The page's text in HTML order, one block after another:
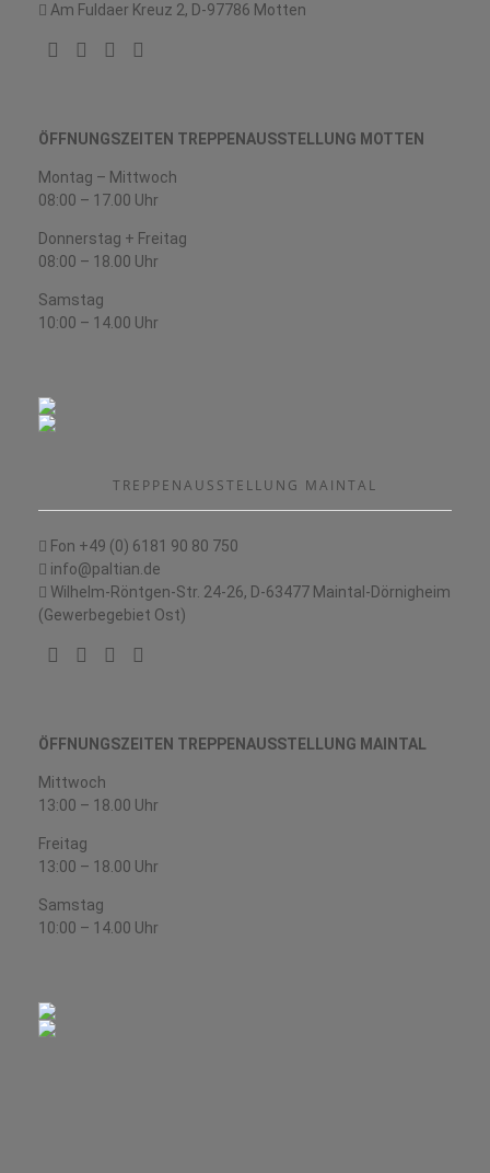
Am Fuldaer Kreuz 2, D-97786 Motten
ÖFFNUNGSZEITEN TREPPENAUSSTELLUNG MOTTEN
Montag – Mittwoch
08:00 – 17.00 Uhr
Donnerstag + Freitag
08:00 – 18.00 Uhr
Samstag
10:00 – 14.00 Uhr
TREPPENAUSSTELLUNG MAINTAL
Fon +49 (0) 6181 90 80 750
info@paltian.de
Wilhelm-Röntgen-Str. 24-26, D-63477 Maintal-Dörnigheim
(Gewerbegebiet Ost)
ÖFFNUNGSZEITEN TREPPENAUSSTELLUNG MAINTAL
Mittwoch
13:00 – 18.00 Uhr
Freitag
13:00 – 18.00 Uhr
Samstag
10:00 – 14.00 Uhr